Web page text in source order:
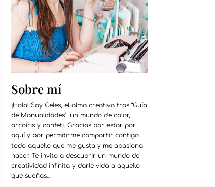
Sobre mí
¡Hola! Soy Celes, el alma creativa tras “Guía
de Manualidades”, un mundo de color,
arcoíris y confeti. Gracias por estar por
aquí y por permitirme compartir contigo
todo aquello que me gusta y me apasiona
hacer. Te invito a descubrir un mundo de
creatividad infinita y darle vida a aquello
que sueñas…